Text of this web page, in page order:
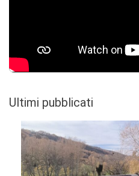
Ultimi pubblicati